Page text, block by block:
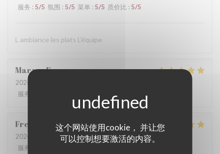
这个网站使用cookie， 并让您
可以控制想要激活的内容。
服务 : 5/5 氛围 : 5/5 菜单 : 5/5 质价比 : 5/5
L ambiance les plats L’équipe
MaryseE
2026-07-31
服务
Frederic N
2026-07-31
- 19:30 - 来宾 3
服务